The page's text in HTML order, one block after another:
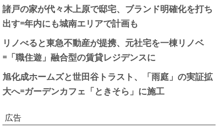
諸戸の家が代々木上原で邸宅、ブランド明確化を打ち
出す=年内にも城南エリアで計画も
リノべると東急不動産が提携、元社宅を一棟リノベ
=「職住遊」融合型の賃貸レジデンスに
旭化成ホームズと世田谷トラスト、「雨庭」の実証拡
大へ=ガーデンカフェ「ときそら」に施工
広告